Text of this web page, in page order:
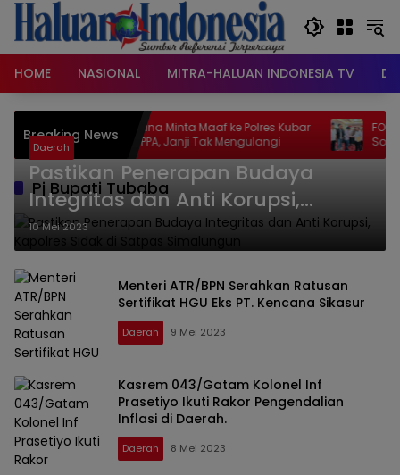
Langsung
konten
HOME
NASIONAL MITRA-HALUAN INDONESIA TV
Breaking News
Rifky Desriana Minta Maaf ke Polres Kubar
dan UPTD PPA, Janji Tak Mengulangi
FOKAL
Soroti
Lampung
Pj Bupati Tubaba
Daerah
Pastikan Penerapan Budaya
Integritas dan Anti Korupsi,
Kapolres Sidak di Satpas
Simalungun
10 Mei 2023
Menteri ATR/BPN Serahkan Ratusan
Sertifikat HGU Eks PT. Kencana Sikasur
Daerah 9 Mei 2023
Kasrem 043/Gatam Kolonel Inf
Prasetiyo Ikuti Rakor Pengendalian
Inflasi di Daerah.
Daerah 8 Mei 2023